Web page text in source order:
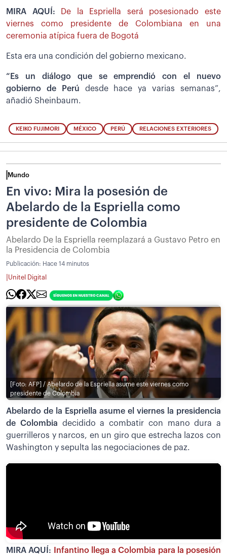
MIRA AQUÍ:
De la Espriella será posesionado este
viernes como presidente de Colombiana en una
ceremonia atípica fuera de Bogotá
Esta era una condición del gobierno mexicano.
“Es un diálogo que se emprendió con el nuevo
gobierno de Perú desde hace ya varias semanas”,
añadió Sheinbaum.
KEIKO FUJIMORI MÉXICO PERÚ RELACIONES EXTERIORES
Mundo
En vivo: Mira la posesión de
Abelardo de la Espriella como
presidente de Colombia
Abelardo De la Espriella reemplazará a Gustavo Petro en
la Presidencia de Colombia
Publicación: Hace 14 minutos
Unitel Digital
[Foto: AFP] / Abelardo de la Espriella asume este viernes como
presidente de Colombia
Abelardo de la Espriella asume el viernes la presidencia
de Colombia decidido a combatir con mano dura a
guerrilleros y narcos, en un giro que estrecha lazos con
Washington y sepulta las negociaciones de paz.
MIRA AQUÍ:
Infantino llega a Colombia para la posesión